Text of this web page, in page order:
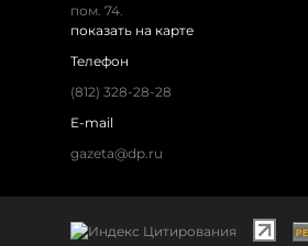
пом. 74.
показать на карте
Телефон
(812) 328-28-28
E-mail
gazeta@dp.ru